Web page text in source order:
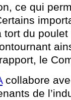
ce qui
tort du
le
collabore
de